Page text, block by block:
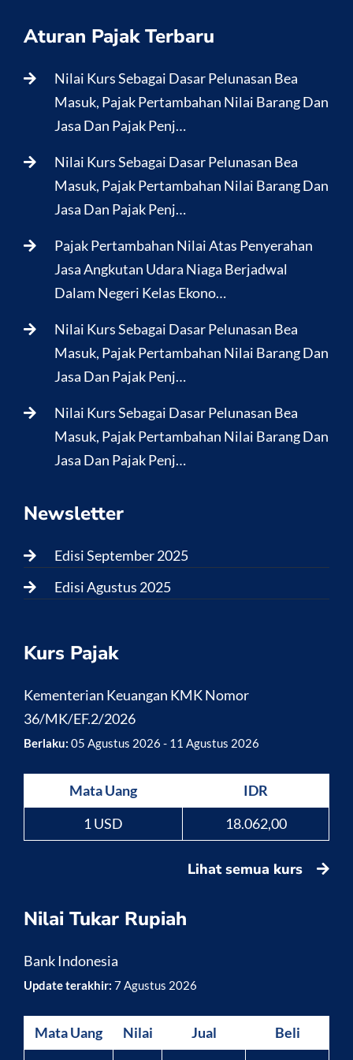
Aturan Pajak Terbaru
Nilai Kurs Sebagai Dasar Pelunasan Bea
Masuk, Pajak Pertambahan Nilai Barang Dan
Jasa Dan Pajak Penj…
Nilai Kurs Sebagai Dasar Pelunasan Bea
Masuk, Pajak Pertambahan Nilai Barang Dan
Jasa Dan Pajak Penj…
Pajak Pertambahan Nilai Atas Penyerahan
Jasa Angkutan Udara Niaga Berjadwal
Dalam Negeri Kelas Ekono…
Nilai Kurs Sebagai Dasar Pelunasan Bea
Masuk, Pajak Pertambahan Nilai Barang Dan
Jasa Dan Pajak Penj…
Nilai Kurs Sebagai Dasar Pelunasan Bea
Masuk, Pajak Pertambahan Nilai Barang Dan
Jasa Dan Pajak Penj…
Newsletter
Edisi September 2025
Edisi Agustus 2025
Kurs Pajak
Kementerian Keuangan KMK Nomor
36/MK/EF.2/2026
Berlaku: 05 Agustus 2026 - 11 Agustus 2026
Mata Uang
IDR
1 USD
18.062,00
Lihat semua kurs
Nilai Tukar Rupiah
Bank Indonesia
Update terakhir: 7 Agustus 2026
Mata Uang Nilai Jual
Beli